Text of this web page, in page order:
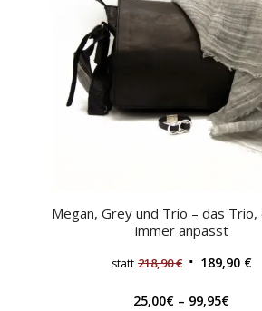
Megan, Grey und Trio – das Trio,
immer anpasst
statt 218,90€ 189,90 €
25,00€ – 99,95€